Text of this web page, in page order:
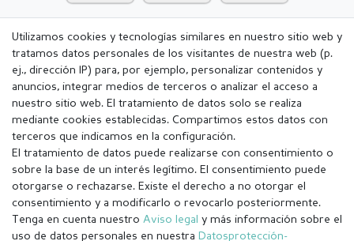
Aviso legal Política de Privacidad
Utilizamos cookies y tecnologías similares en nuestro sitio web y
tratamos datos personales de los visitantes de nuestra web (p.
ej., dirección IP) para, por ejemplo, personalizar contenidos y
anuncios, integrar medios de terceros o analizar el acceso a
nuestro sitio web. El tratamiento de datos solo se realiza
mediante cookies establecidas. Compartimos estos datos con
terceros que indicamos en la configuración.
El tratamiento de datos puede realizarse con consentimiento o
sobre la base de un interés legítimo. El consentimiento puede
otorgarse o rechazarse. Existe el derecho a no otorgar el
consentimiento y a modificarlo o revocarlo posteriormente.
Tenga en cuenta nuestro Aviso legal y más información sobre el
uso de datos personales en nuestra Datos­protección­